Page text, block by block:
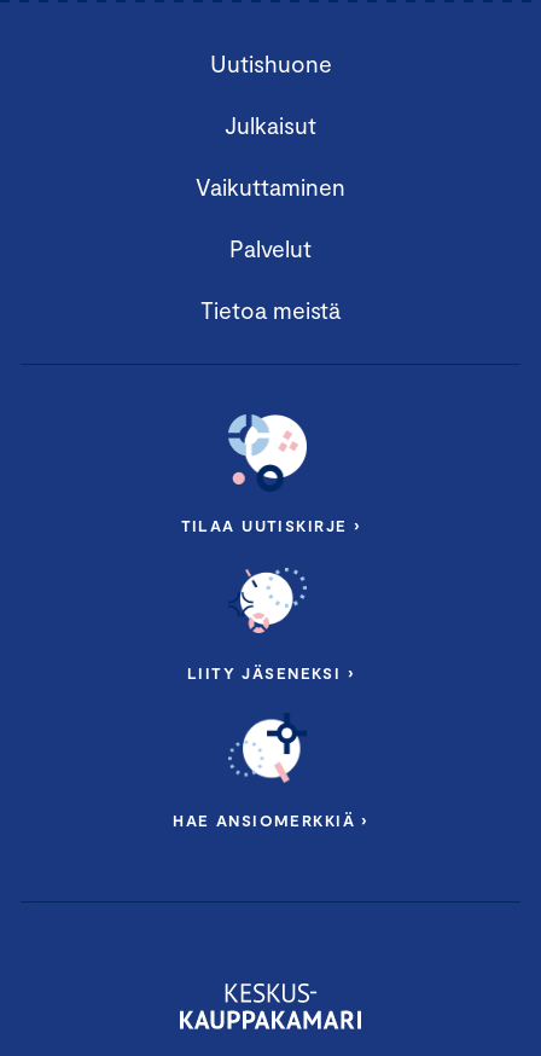
Uutishuone
Julkaisut
Vaikuttaminen
Palvelut
Tietoa meistä
TILAA UUTISKIRJE ›
LIITY JÄSENEKSI ›
HAE ANSIOMERKKIÄ ›